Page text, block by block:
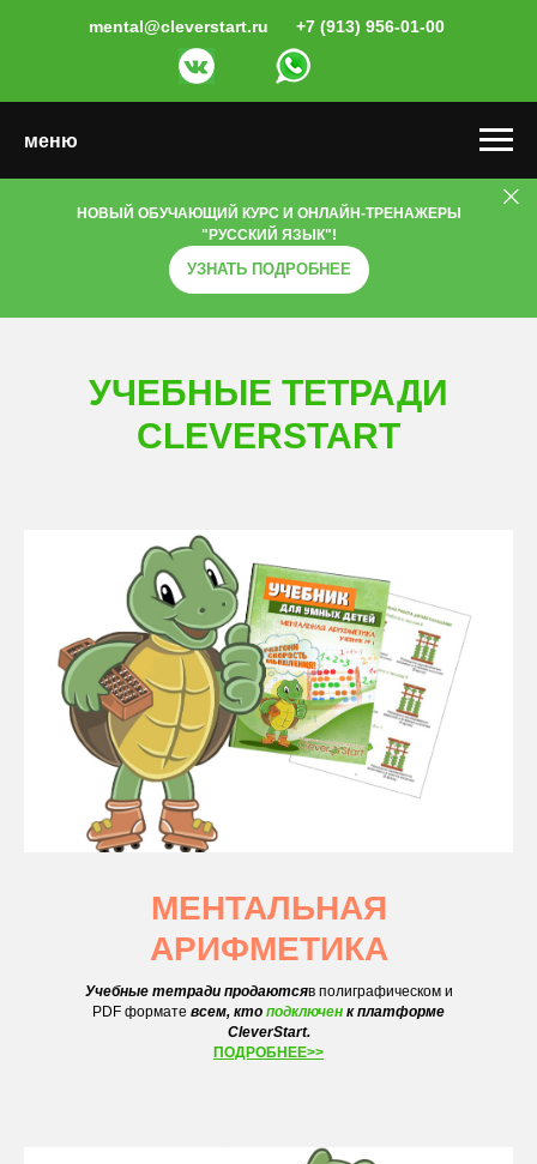
+7 (913) 956-01-00
mental@cleverstart.ru
меню
НОВЫЙ ОБУЧАЮЩИЙ КУРС И ОНЛАЙН-ТРЕНАЖЕРЫ
"РУССКИЙ ЯЗЫК"!
УЗНАТЬ ПОДРОБНЕЕ
УЧЕБНЫЕ ТЕТРАДИ
CLEVERSTART
МЕНТАЛЬНАЯ
АРИФМЕТИКА
Учебные тетради продаютсяв полиграфическом и
PDF формате всем, кто подключен к платформе
CleverStart.
ПОДРОБНЕЕ>>